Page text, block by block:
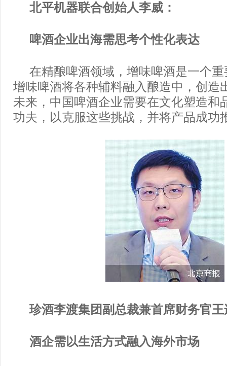
北平机器联合创始人李威：
啤酒企业出海需思考个性化表达
在精酿啤酒领域，增味啤酒是一个
增味啤酒将各种辅料融入酿造中，创造
未来，中国啤酒企业需要在文化塑造和
功夫，以克服这些挑战，并将产品成功
珍酒李渡集团副总裁兼首席财务官王
酒企需以生活方式融入海外市场